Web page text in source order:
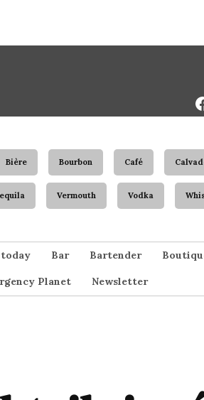
Bière Bourbon Café
Vermouth Vodka
today Bar Bartender
Planet Newsletter